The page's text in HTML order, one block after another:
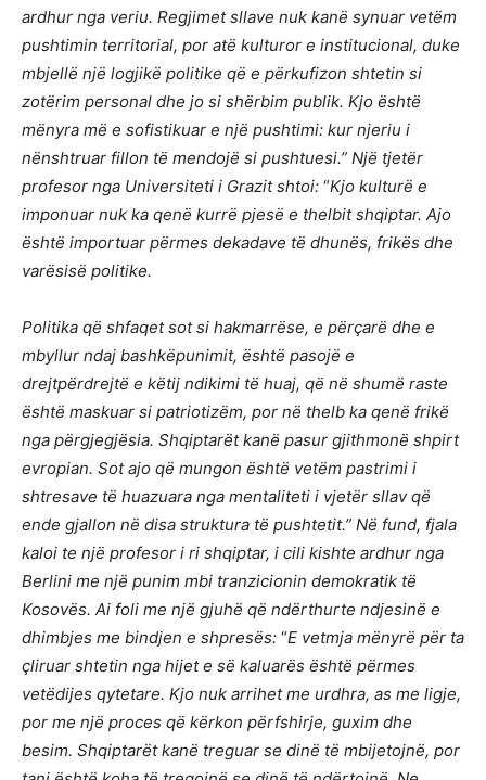
ardhur nga veriu. Regjimet sllave nuk kanë synuar vetëm
pushtimin territorial, por atë kulturor e institucional, duke
mbjellë një logjikë politike që e përkufizon shtetin si
zotërim personal dhe jo si shërbim publik. Kjo është
mënyra më e sofistikuar e një pushtimi: kur njeriu i
nënshtruar fillon të mendojë si pushtuesi.” Një tjetër
profesor nga Universiteti i Grazit shtoi: “Kjo kulturë e
imponuar nuk ka qenë kurrë pjesë e thelbit shqiptar. Ajo
është importuar përmes dekadave të dhunës, frikës dhe
varësisë politike.
Politika që shfaqet sot si hakmarrëse, e përçarë dhe e
mbyllur ndaj bashkëpunimit, është pasojë e
drejtpërdrejtë e këtij ndikimi të huaj, që në shumë raste
është maskuar si patriotizëm, por në thelb ka qenë frikë
nga përgjegjësia. Shqiptarët kanë pasur gjithmonë shpirt
evropian. Sotajo që mungon është vetëm pastrimi i
shtresave të huazuara nga mentaliteti i vjetër sllav që
ende gjallon në disa struktura të pushtetit.” Në fund, fjala
kaloi te një profesor i ri shqiptar, i cili kishte ardhur nga
Berlini me një punim mbi tranzicionin demokratik të
Kosovës. Ai foli me një gjuhë që ndërthurte ndjesinë e
dhimbjes me bindjen e shpresës: “E vetmja mënyrë për ta
çliruar shtetin nga hijet e së kaluarës është përmes
vetëdijes qytetare. Kjo nuk arrihet me urdhra, as me ligje,
por me një proces që kërkon përfshirje, guxim dhe
besim. Shqiptarët kanë treguar se dinë të mbijetojnë, por